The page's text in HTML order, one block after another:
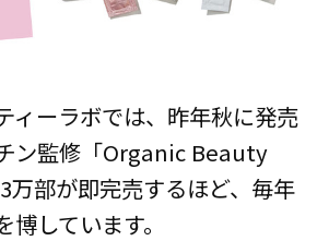
ィーラボでは、昨年秋に発売
ン監修「Organic Beauty
万部が即完売するほど、毎年
しています。